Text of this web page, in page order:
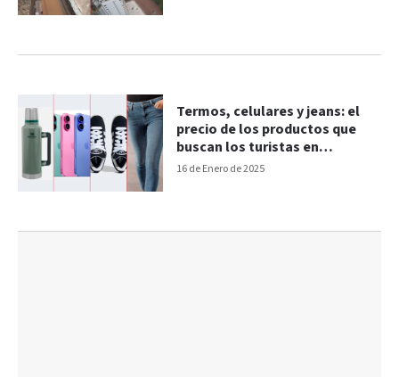
16 de Enero de 2025
Termos, celulares y jeans: el
precio de los productos que
buscan los turistas en
Argentina, Brasil y Chile